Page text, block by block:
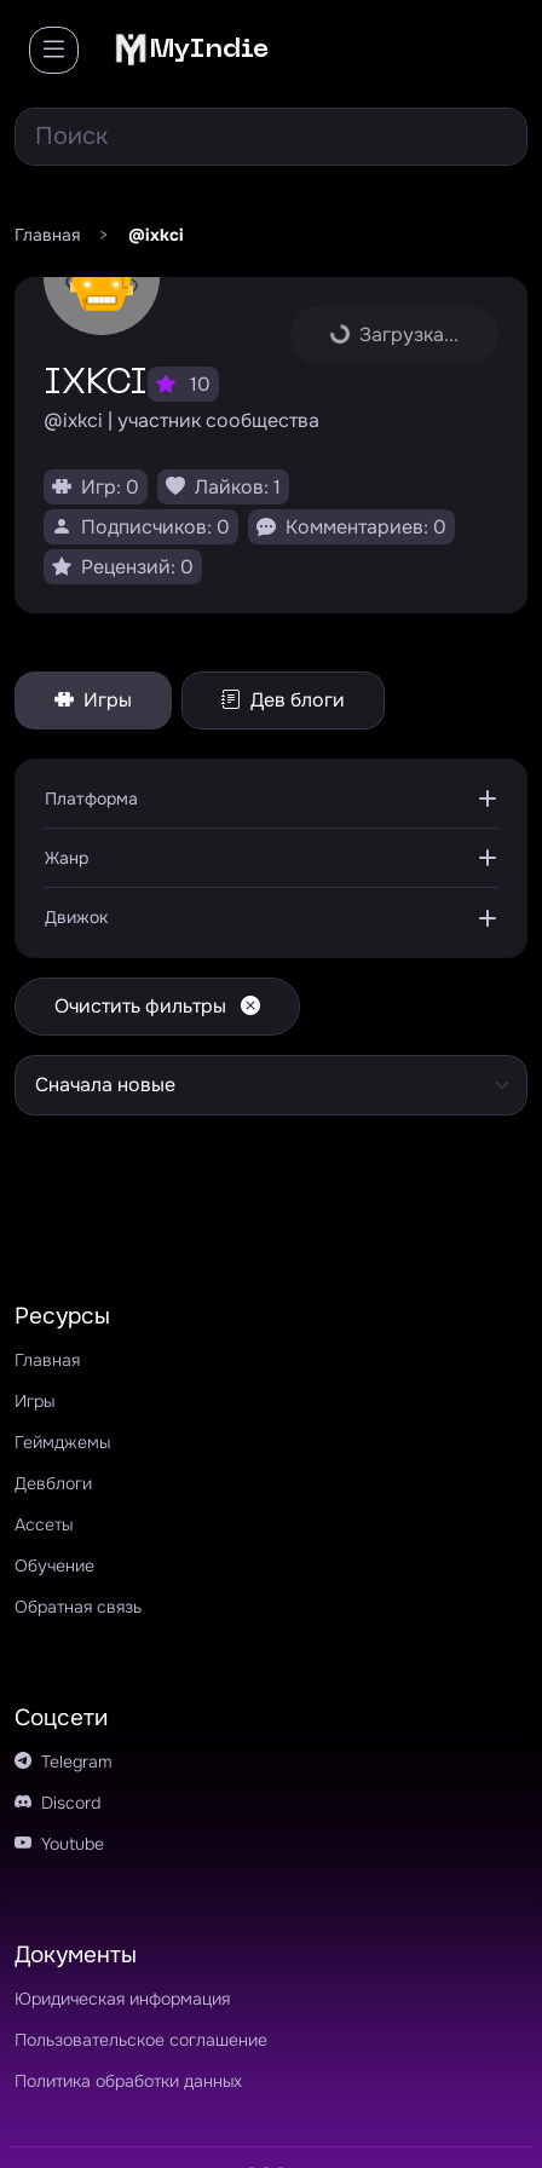
MyIndie
Главная > @ixkci
Загрузка...
IXKCI
10
@ixkci | участник сообщества
Игр: 0
Лайков: 1
Подписчиков: 0
Комментариев: 0
Рецензий: 0
Игры Дев блоги
Платформа
Жанр
Движок
Очистить фильтры
Ресурсы
Главная
Игры
Геймджемы
Девблоги
Ассеты
Обучение
Обратная связь
Соцсети
Telegram
Discord
Youtube
Документы
Юридическая информация
Пользовательское соглашение
Политика обработки данных